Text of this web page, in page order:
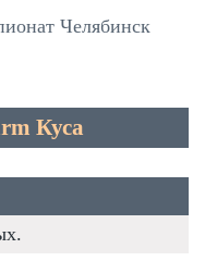
Челябинск
Куса